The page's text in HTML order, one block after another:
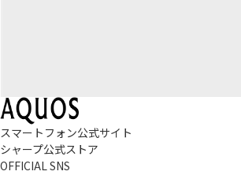
スマートフォン公式サイト
シャープ公式ストア
OFFICIAL SNS